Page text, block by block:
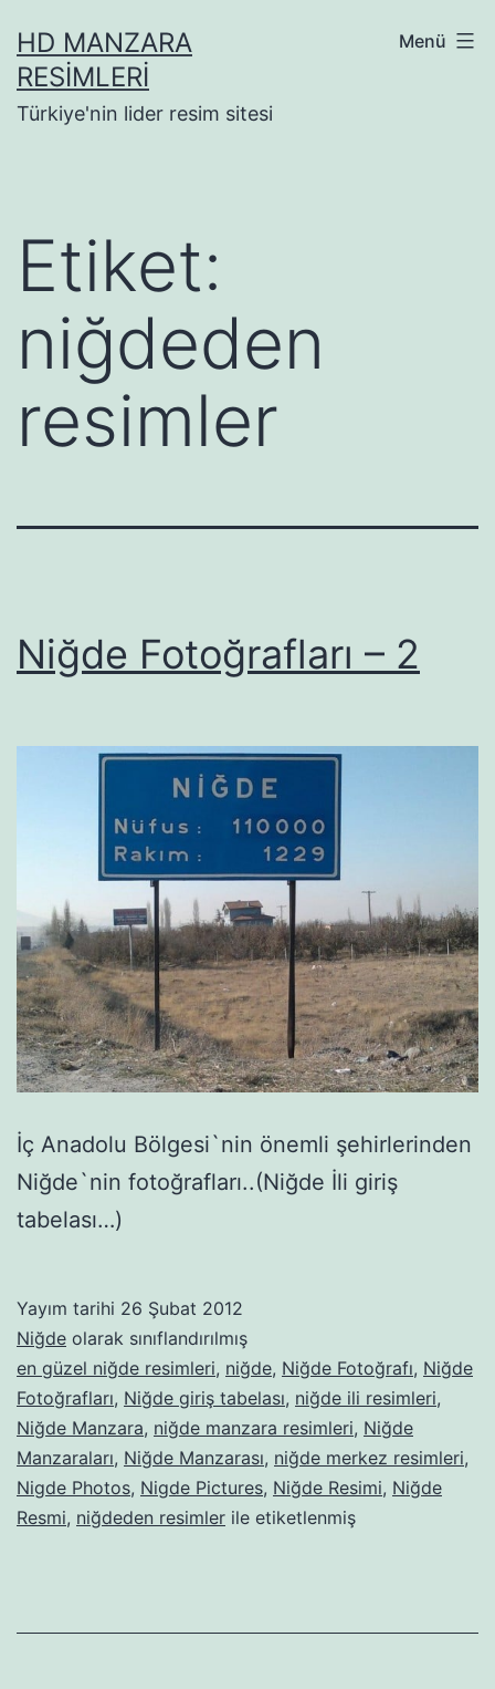
geçHD MANZARA
RESIMLERI
Türkiye'nin lider resim sitesi
Menü
Etiket:
niğdeden
resimler
Niğde Fotoğrafları – 2
İç Anadolu Bölgesi`nin önemli şehirlerinden
Niğde`nin fotoğrafları..(Niğde İli giriş
tabelası…)
Yayım tarihi 26 Şubat 2012
Niğde olarak sınıflandırılmış
en güzel niğde resimleri, niğde, Niğde Fotoğrafı, Niğde
Fotoğrafları, Niğde giriş tabelası, niğde ili resimleri,
Niğde Manzara, niğde manzara resimleri, Niğde
Manzaraları, Niğde Manzarası, niğde merkez resimleri,
Nigde Photos, Nigde Pictures, Niğde Resimi, Niğde
Resmi, niğdeden resimler ile etiketlenmiş